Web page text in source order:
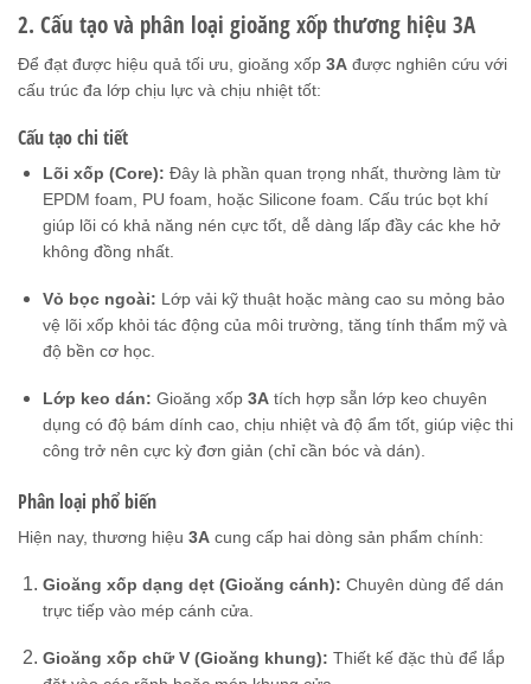
2. Cấu tạo và phân loại gioăng xốp thương hiệu 3A
Để đạt được hiệu quả tối ưu, gioăng xốp 3A được nghiên cứu với
cấu trúc đa lớp chịu lực và chịu nhiệt tốt:
Cấu tạo chi tiết
Lõi xốp (Core): Đây là phần quan trọng nhất, thường làm từ
EPDM foam, PU foam, hoặc Silicone foam. Cấu trúc bọt khí
giúp lõi có khả năng nén cực tốt, dễ dàng lấp đầy các khe hở
không đồng nhất.
Vỏ bọc ngoài: Lớp vải kỹ thuật hoặc màng cao su mỏng bảo
vệ lõi xốp khỏi tác động của môi trường, tăng tính thẩm mỹ và
độ bền cơ học.
Lớp keo dán: Gioăng xốp 3Atích hợp sẵn lớp keo chuyên
dụng có độ bám dính cao, chịu nhiệt và độ ẩm tốt, giúp việc thi
công trở nên cực kỳ đơn giản (chỉ cần bóc và dán).
Phân loại phổ biến
Hiện nay, thương hiệu 3A cung cấp hai dòng sản phẩm chính:
Gioăng xốp dạng dẹt (Gioăng cánh): Chuyên dùng để dán
trực tiếp vào mép cánh cửa.
Gioăng xốp chữ V (Gioăng khung): Thiết kế đặc thù để lắp